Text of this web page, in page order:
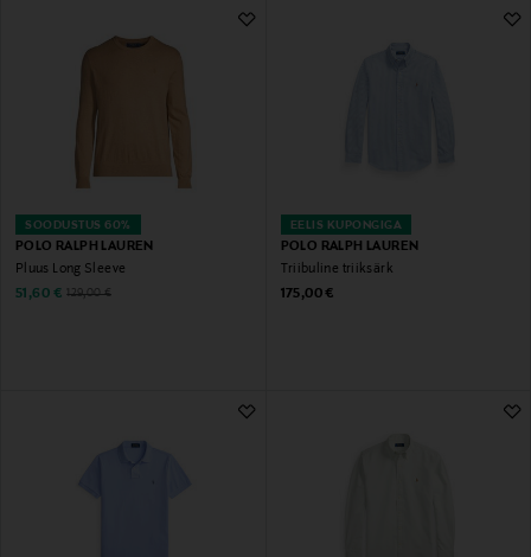
SOODUSTUS 60%
POLO RALPH LAUREN
Pluus Long Sleeve
Discounted Price
51,60 € Original Price
129,00 €
EELIS KUPONGIGA
POLO RALPH LAUREN
Triibuline triiksärk
Original Price
175,00 €